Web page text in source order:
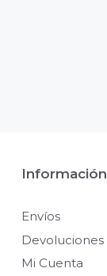
Información
Envíos
Devoluciones
Mi Cuenta